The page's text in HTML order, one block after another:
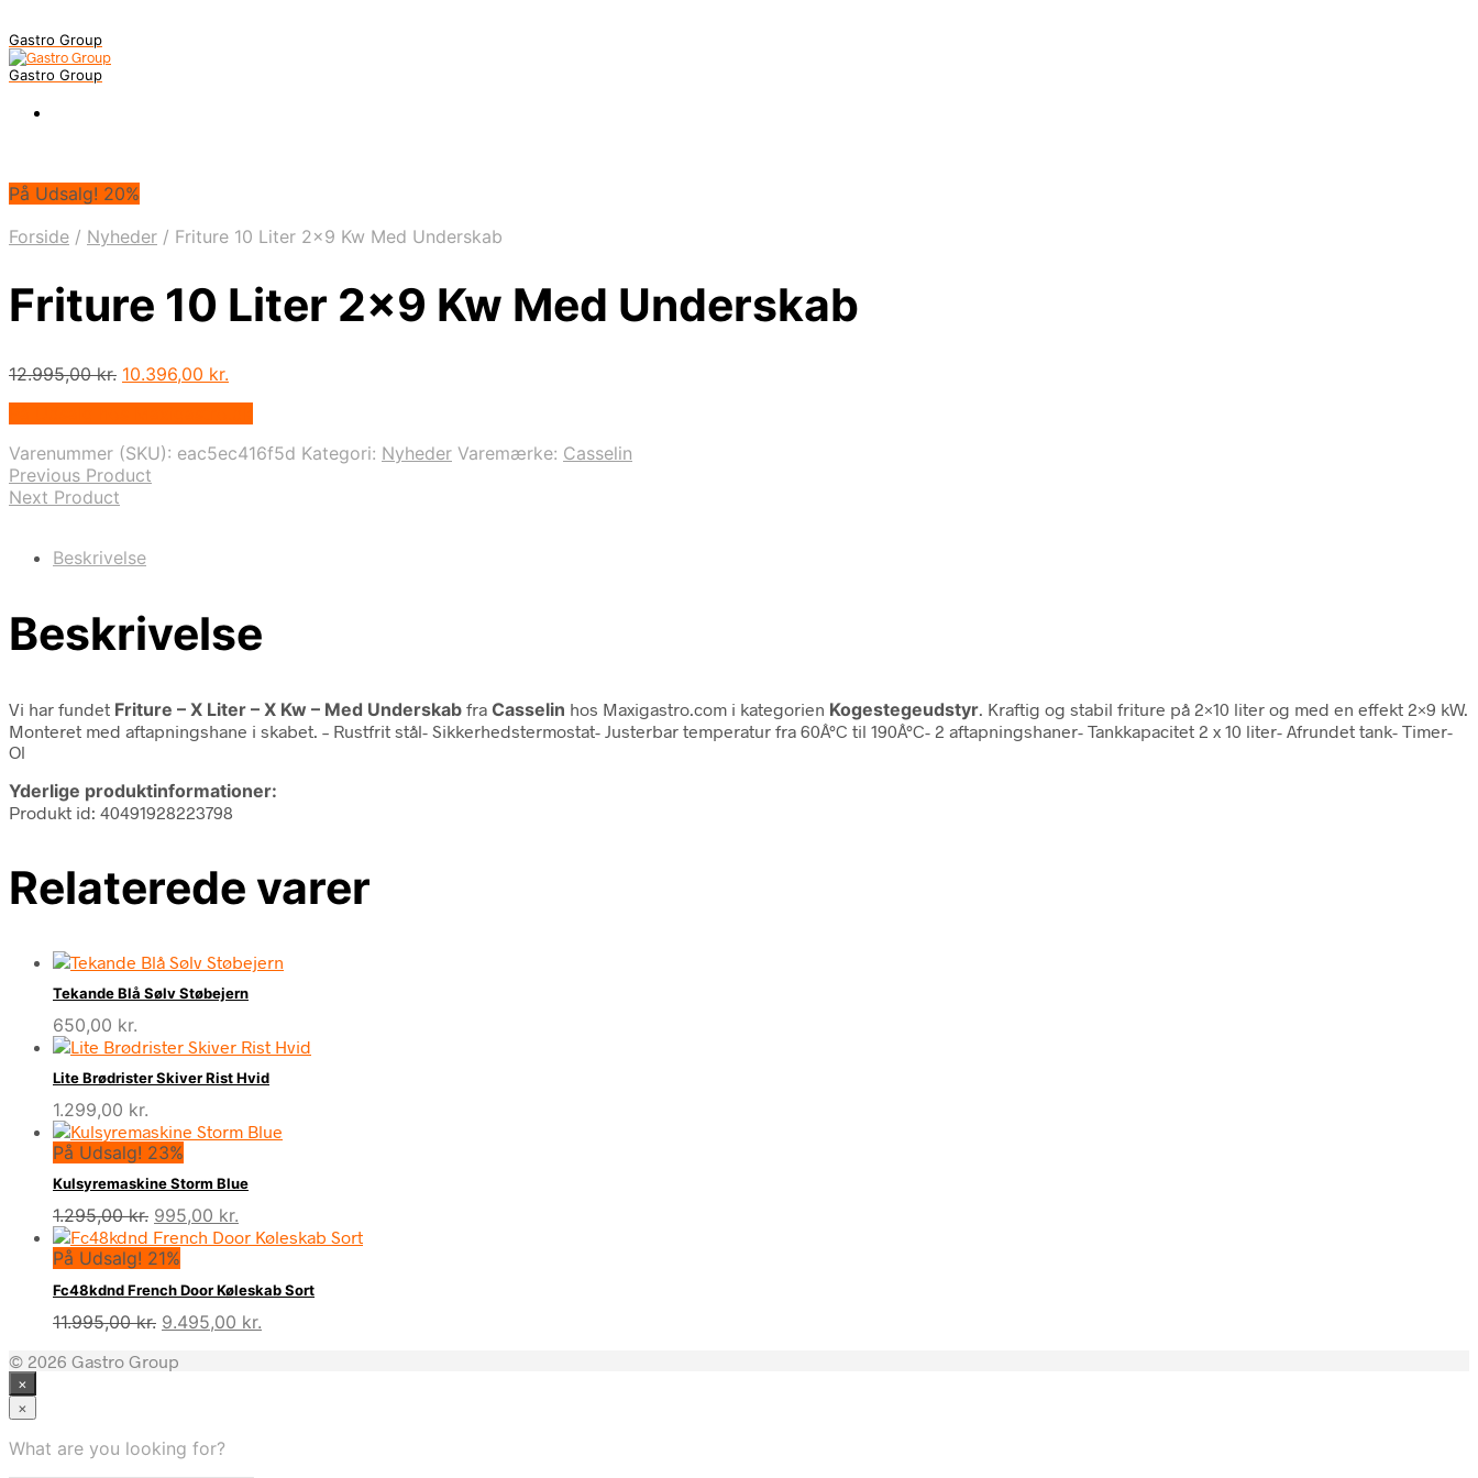
Gastro Group
Gastro Group
På Udsalg! 20%
Forside / Nyheder / Friture 10 Liter 2×9 Kw Med Underskab
Friture 10 Liter 2×9 Kw Med Underskab
12.995,00kr. Den
12.995,00 kr..
10.396,00 kr.
10.396,00 kr..
Varenummer (SKU): eac5ec416f5d Kategori: Nyheder Varemærke: Casselin
Previous Product
Next Product
Beskrivelse
Beskrivelse
Vi har fundet Friture – X Liter – X Kw – Med Underskab fra Casselin hos Maxigastro.com i kategorien Kogestegeudstyr . Kraftig og stabil friture på 2×10 liter og med en effekt 2×9 kW.
Monteret med aftapningshane i skabet. – Rustfrit stål- Sikkerhedstermostat- Justerbar temperatur fra 60Â°C til 190Â°C- 2 aftapningshaner- Tankkapacitet 2 x 10 liter- Afrundet tank- Timer-
Ol
Yderlige produktinformationer:
Produkt id: 40491928223798
Relaterede varer
Tekande Blå Sølv Støbejern
650,00 kr.
Lite Brødrister Skiver Rist Hvid
1.299,00 kr.
På Udsalg! 23%
Kulsyremaskine Storm Blue
1.295,00kr. Den
oprindelige
pris
var:
1.295,00 kr..
995,00 kr.
aktuelle
er:
995,00 kr..
På Udsalg! 21%
Fc48kdnd French Door Køleskab Sort
11.995,00kr. Den
pris
9.495,00 kr.
© 2026 Gastro Group
×
×
What are you looking for?